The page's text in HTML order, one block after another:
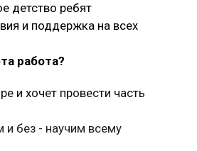
детство ребят
и поддержка на всех
работа?
и хочет провести часть
без - научим всему